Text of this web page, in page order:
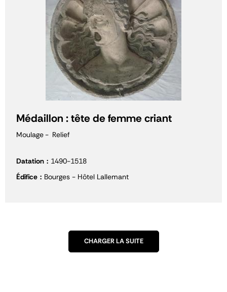
Médaillon : tête de femme criant
Moulage Relief
Datation
1490-1518
Édifice
Bourges - Hôtel Lallemant
CHARGER LA SUITE